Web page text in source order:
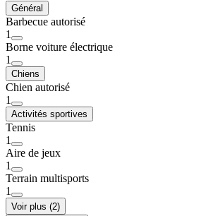
Général
Barbecue autorisé
1
Borne voiture électrique
1
Chiens
Chien autorisé
1
Activités sportives
Tennis
1
Aire de jeux
1
Terrain multisports
1
Voir plus (2)